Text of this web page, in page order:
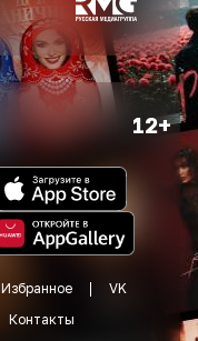
12+
Избранное
VK
Контакты